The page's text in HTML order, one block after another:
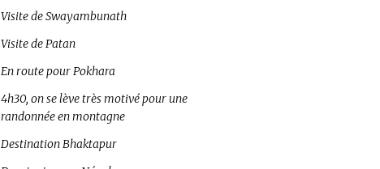
Visite de Swayambunath
Visite de Patan
En route pour Pokhara
4h30, on se lève très motivé pour une
randonnée en montagne
Destination Bhaktapur